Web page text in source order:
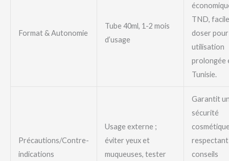
Format & Autonomie
Tube 40ml, 1-2 mois
d’usage
TND,
doser
utilisation
prolongée
Tunisie.
Précautions/Contre-
indications
Usage externe ;
éviter yeux et
muqueuses, tester
Garantit
sécurité
respectant
conseils